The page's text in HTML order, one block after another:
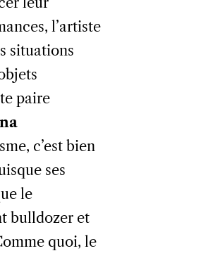
l’artiste
situations
paire
c’est bien
ses
le
bulldozer et
quoi, le